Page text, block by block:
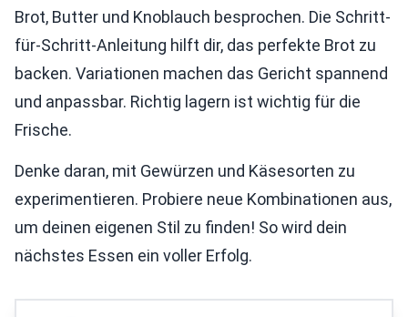
Brot, Butter und Knoblauch besprochen. Die Schritt-
für-Schritt-Anleitung hilft dir, das perfekte Brot zu
backen. Variationen machen das Gericht spannend
und anpassbar. Richtig lagern ist wichtig für die
Frische.
Denke daran, mit Gewürzen und Käsesorten zu
experimentieren. Probiere neue Kombinationen aus,
um deinen eigenen Stil zu finden! So wird dein
nächstes Essen ein voller Erfolg.